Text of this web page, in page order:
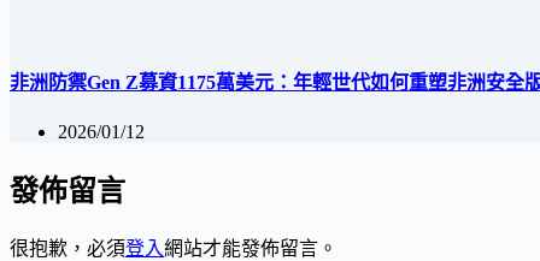
非洲防禦Gen Z募資1175萬美元：年輕世代如何重塑非洲安全
2026/01/12
發佈留言
很抱歉，必須登入網站才能發佈留言。